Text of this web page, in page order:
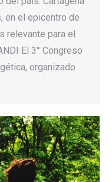
en el epicentro de
relevante para el
El 3° Congreso
organizado